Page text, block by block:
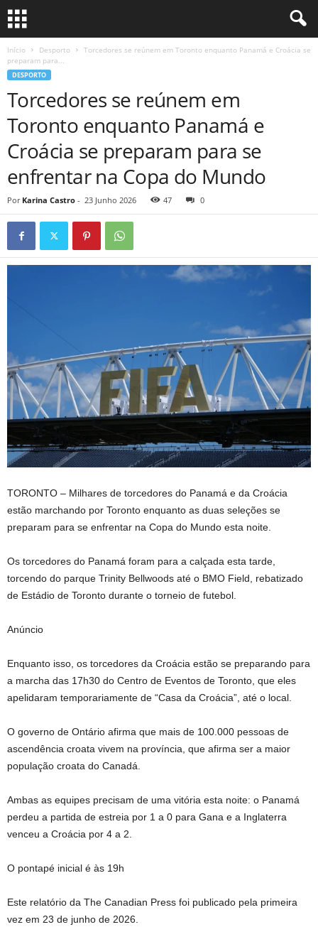
Início Desporto
Torcedores se reúnem em Toronto enquanto Panamá e Croácia se
preparam para...
DESPORTO
Torcedores se reúnem em
Toronto enquanto Panamá e
Croácia se preparam para se
enfrentar na Copa do Mundo
Por Karina Castro - 23 Junho 2026 47 0
TORONTO – Milhares de torcedores do Panamá e da Croácia
estão marchando por Toronto enquanto as duas seleções se
preparam para se enfrentar na Copa do Mundo esta noite.
Os torcedores do Panamá foram para a calçada esta tarde,
torcendo do parque Trinity Bellwoods até o BMO Field, rebatizado
de Estádio de Toronto durante o torneio de futebol.
Anúncio
Enquanto isso, os torcedores da Croácia estão se preparando para
a marcha das 17h30 do Centro de Eventos de Toronto, que eles
apelidaram temporariamente de “Casa da Croácia”, até o local.
O governo de Ontário afirma que mais de 100.000 pessoas de
ascendência croata vivem na província, que afirma ser a maior
população croata do Canadá.
Ambas as equipes precisam de uma vitória esta noite: o Panamá
perdeu a partida de estreia por 1 a 0 para Gana e a Inglaterra
venceu a Croácia por 4 a 2.
O pontapé inicial é às 19h
Este relatório da The Canadian Press foi publicado pela primeira
vez em 23 de junho de 2026.